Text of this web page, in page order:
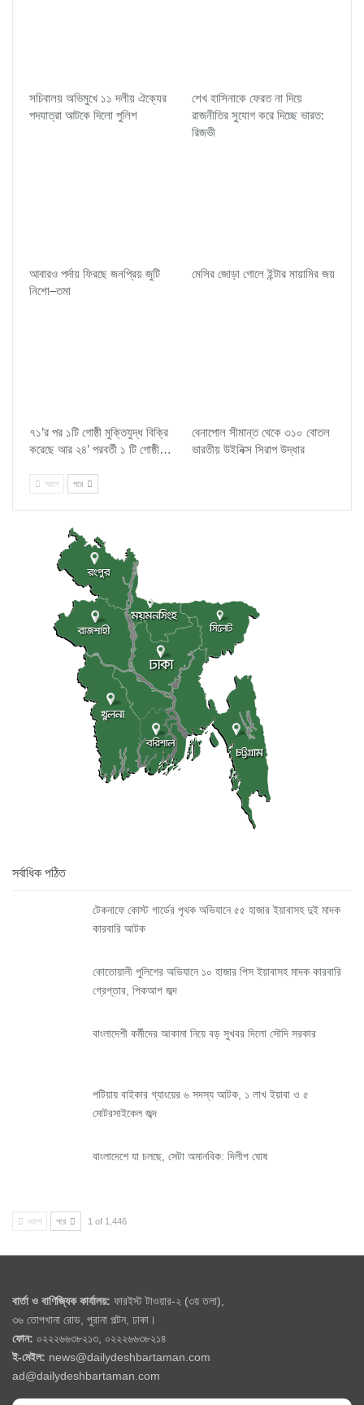
সচিবালয় অভিমুখে ১১ দলীয় ঐক্যের
পদযাত্রা আটকে দিলো পুলিশ
শেখ হাসিনাকে ফেরত না দিয়ে
রাজনীতির সুযোগ করে দিচ্ছে ভারত:
রিজভী
আবারও পর্দায় ফিরছে জনপ্রিয় জুটি
নিশো–তমা
মেসির জোড়া গোলে ইন্টার মায়ামির জয়
৭১’র পর ১টি গোষ্ঠী মুক্তিযুদ্ধ বিক্রি
করেছে আর ২৪’ পরবর্তী ১ টি গোষ্ঠী…
বেনাপোল সীমান্ত থেকে ৩১০ বোতল
ভারতীয় উইনিক্স সিরাপ উদ্ধার
আগে পরে
সর্বাধিক পঠিত
টেকনাফে কোস্ট গার্ডের পৃথক অভিযানে ৫৫ হাজার ইয়াবাসহ দুই মাদক
কারবারি আটক
কোতোয়ালী পুলিশের অভিযানে ১০ হাজার পিস ইয়াবাসহ মাদক কারবারি
গ্রেপ্তার, পিকআপ জব্দ
বাংলাদেশী কর্মীদের আকামা নিয়ে বড় সুখবর দিলো সৌদি সরকার
পটিয়ায় বাইকার গ্যাংয়ের ৬ সদস্য আটক, ১ লাখ ইয়াবা ও ৫
মোটরসাইকেল জব্দ
বাংলাদেশে যা চলছে, সেটা অমানবিক: দিলীপ ঘোষ
আগে পরে 1 of 1,446
বার্তা ও বাণিজ্যিক কার্যালয়: ফারইস্ট টাওয়ার-২ (৩য় তলা),
৩৬ তোপখানা রোড, পুরানা পল্টন, ঢাকা।
ফোন: ০২২২৬৬৩৮২১৩, ০২২২৬৬৩৮২১৪
ই-মেইল: news@dailydeshbartaman.com
ad@dailydeshbartaman.com